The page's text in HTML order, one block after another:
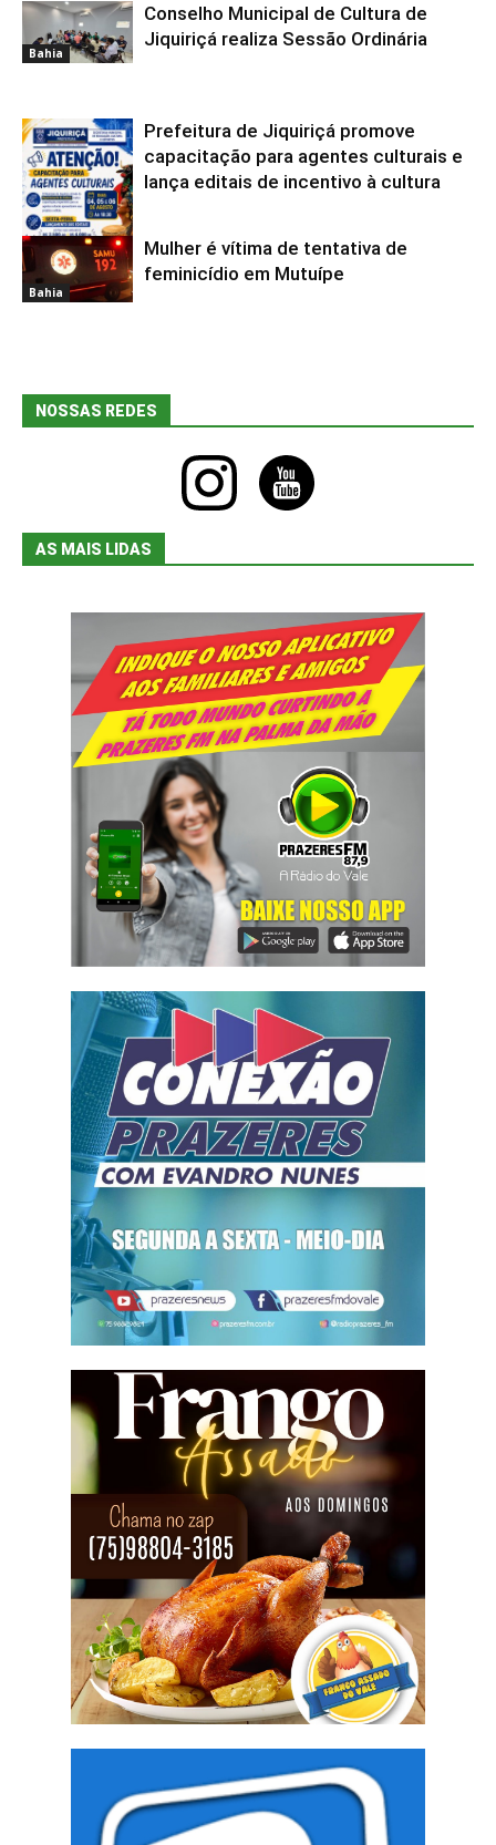
Bahia
Conselho Municipal de Cultura de
Jiquiriçá realiza Sessão Ordinária
Bahia
Prefeitura de Jiquiriçá promove
capacitação para agentes culturais e
lança editais de incentivo à cultura
Bahia
Mulher é vítima de tentativa de
feminicídio em Mutuípe
NOSSAS REDES
instagram youtube
AS MAIS LIDAS